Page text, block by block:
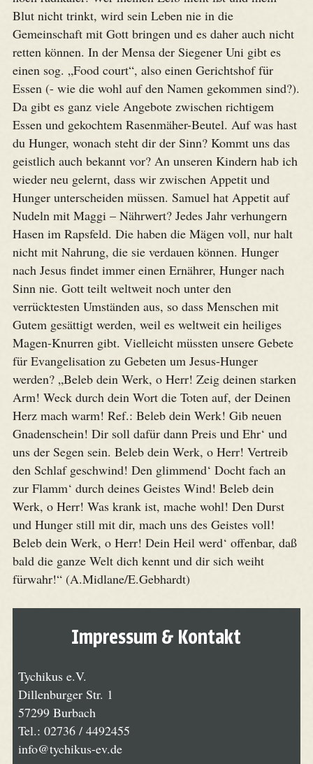
Blut nicht trinkt, wird sein Leben nie in die
Gemeinschaft mit Gott bringen und es daher auch nicht
retten können. In der Mensa der Siegener Uni gibt es
einen sog. „Food court“, also einen Gerichtshof für
Essen (- wie die wohl auf den Namen gekommen sind?).
Da gibt es ganz viele Angebote zwischen richtigem
Essen und gekochtem Rasenmäher-Beutel. Auf was hast
du Hunger, wonach steht dir der Sinn? Kommt uns das
geistlich auch bekannt vor? An unseren Kindern hab ich
wieder neu gelernt, dass wir zwischen Appetit und
Hunger unterscheiden müssen. Samuel hat Appetit auf
Nudeln mit Maggi – Nährwert? Jedes Jahr verhungern
Hasen im Rapsfeld. Die haben die Mägen voll, nur halt
nicht mit Nahrung, die sie verdauen können. Hunger
nach Jesus findet immer einen Ernährer, Hunger nach
Sinn nie. Gott teilt weltweit noch unter den
verrücktesten Umständen aus, so dass Menschen mit
Gutem gesättigt werden, weil es weltweit ein heiliges
Magen-Knurren gibt. Vielleicht müssten unsere Gebete
für Evangelisation zu Gebeten um Jesus-Hunger
werden? „Beleb dein Werk, o Herr! Zeig deinen starken
Arm! Weck durch dein Wort die Toten auf, der Deinen
Herz mach warm! Ref.: Beleb dein Werk! Gib neuen
Gnadenschein! Dir soll dafür dann Preis und Ehr‘ und
uns der Segen sein. Beleb dein Werk, o Herr! Vertreib
den Schlaf geschwind! Den glimmend‘ Docht fach an
zur Flamm‘ durch deines Geistes Wind! Beleb dein
Werk, o Herr! Was krank ist, mache wohl! Den Durst
und Hunger still mit dir, mach uns des Geistes voll!
Beleb dein Werk, o Herr! Dein Heil werd‘ offenbar, daß
bald die ganze Welt dich kennt und dir sich weiht
fürwahr!“ (A.Midlane/E.Gebhardt)
Impressum & Kontakt
Tychikus e.V.
Dillenburger Str. 1
57299 Burbach
Tel.: 02736 / 4492455
ed.ve-sukihcyt@ofni